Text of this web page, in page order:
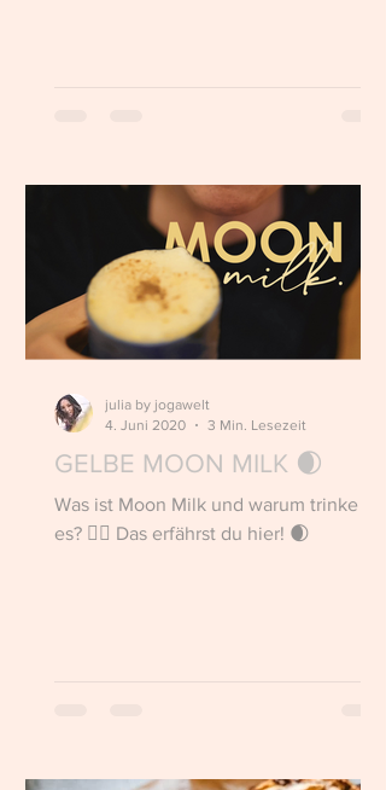
GELBE MOON MILK 🌒
Was ist Moon Milk und warum trinke ich
es? 👇🏼 Das erfährst du hier! 🌒
julia by jogawelt
4. Juni 2020
3 Min. Lesezeit